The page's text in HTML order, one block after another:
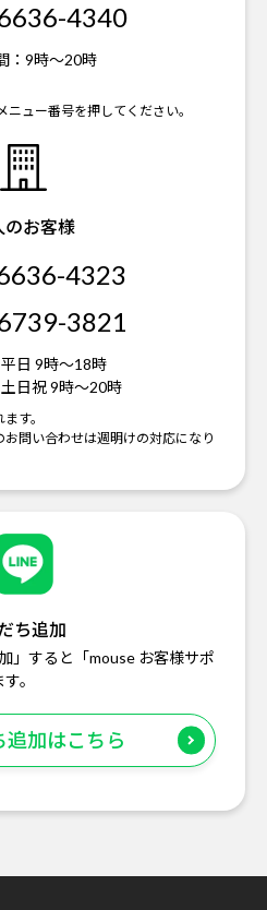
4340
： 9時～20時
ュー番号を押してください。
のお客様
4323
3821
平日 9時～18時
土日祝 9時～20時
す。
問い合わせは週明けの対応になり
ち追加
」すると「mouse お客様サポ
。
追加はこちら